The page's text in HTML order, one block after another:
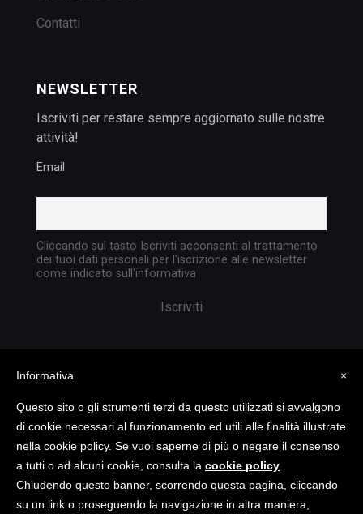
Contatti
NEWSLETTER
Iscriviti per restare sempre aggiornato sulle nostre
attività!
Email
Cliccando sul tasto Iscriviti acconsenti al trattamento
dei tuoi dati personali per l'iscrizione alle newsletter
come indicato sull'informativa
Copyright @ 2023 TATTICA S.R.L. | All rights
reserved | P.I. 05903351004
×
Informativa
Questo sito o gli strumenti terzi da questo utilizzati si avvalgono
di cookie necessari al funzionamento ed utili alle finalità illustrate
nella cookie policy. Se vuoi saperne di più o negare il consenso
a tutti o ad alcuni cookie, consulta la cookie policy
Chiudendo questo banner, scorrendo questa pagina, cliccando
su un link o proseguendo la navigazione in altra maniera,